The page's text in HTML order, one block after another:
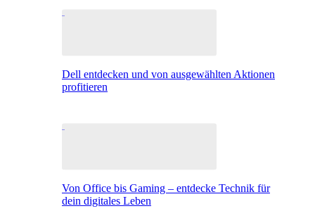
Dell entdecken und von ausgewählten Aktionen
profitieren
Von Office bis Gaming – entdecke Technik für
dein digitales Leben